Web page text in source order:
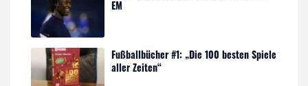
EM
Fußballbücher #1: „Die 100 besten Spiele
aller Zeiten“